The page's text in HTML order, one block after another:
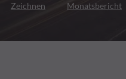
Zeichnen Monatsbericht